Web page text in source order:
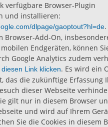
verfügbare Browser-Plugin
und installieren:
dlpage/gaoptout?hl=de.
Browser-Add-On,
Endgeräten, können
Google Analytics zudem
Link klicken. Es wird ein
das die zukünftige Erfassung
dieser Webseite
gilt nur in diesem Browser
und wird auf Ihrem
Sie die Cookies in diesem